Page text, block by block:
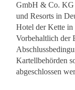
GmbH & Co. KG
und Resorts in
Hotel der Kette
Vorbehaltlich der
Kartellbehörden
abgeschlossen